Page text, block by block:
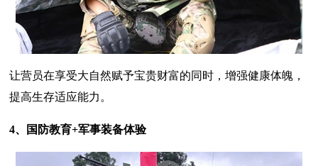
让营员在享受大自然赋予宝贵财富的同时，增强健康体魄，
提高生存适应能力。
4、国防教育+军事装备体验